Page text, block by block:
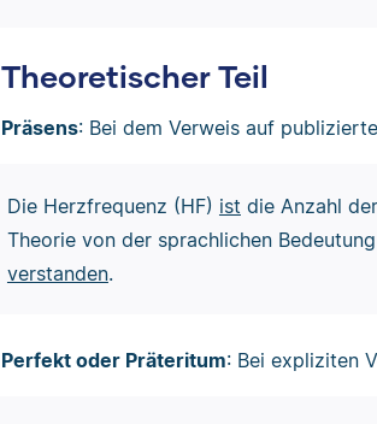
Theoretischer Teil
Präsens: Bei dem Verweis auf
Die Herzfrequenz (HF) ist die Anzahl
Theorie von der sprachlichen
verstanden.
Perfekt oder Präteritum: Bei expliziten